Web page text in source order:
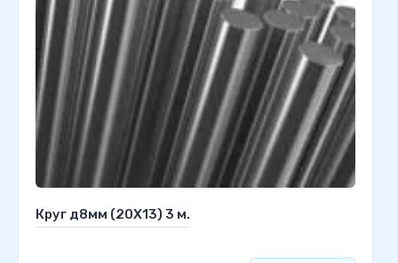
Круг д8мм (20Х13) 3 м.